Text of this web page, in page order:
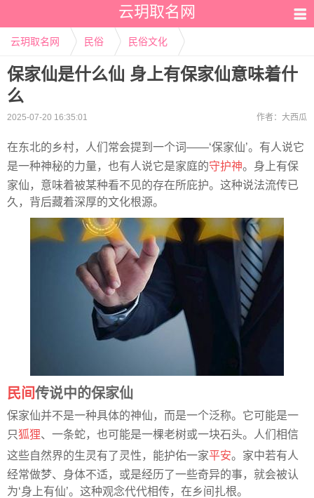
云玥取名网
云玥取名网 民俗 民俗文化
保家仙是什么仙 身上有保家仙意味着什
么
2025-07-20 16:35:01 作者： 大西瓜
在东北的乡村，人们常会提到一个词——‘保家仙’。有人说它
是一种神秘的力量，也有人说它是家庭的守护神。身上有保
家仙，意味着被某种看不见的存在所庇护。这种说法流传已
久，背后藏着深厚的文化根源。
民间 传说中的保家仙
保家仙并不是一种具体的神仙，而是一个泛称。它可能是一
只狐狸、一条蛇，也可能是一棵老树或一块石头。人们相信
这些自然界的生灵有了灵性，能护佑一家平安。家中若有人
经常做梦、身体不适，或是经历了一些奇异的事，就会被认
为‘身上有仙’。这种观念代代相传，在乡间扎根。